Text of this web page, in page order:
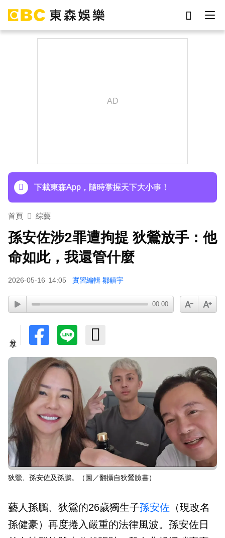
下載東森App，隨時掌握天下大小事！
首頁 綜藝
孫安佐涉2罪遭拘提 狄鶯放手：他
命如此，我還管什麼
2026-05-16 14:05 實習編輯 鄒鎮宇
00:00
狄鶯、孫安佐及孫鵬。（圖／翻攝自狄鶯臉書）
藝人孫鵬、狄鶯的26歲獨生子孫安佐 （現改名
孫健豪）再度捲入嚴重的法律風波。孫安佐日